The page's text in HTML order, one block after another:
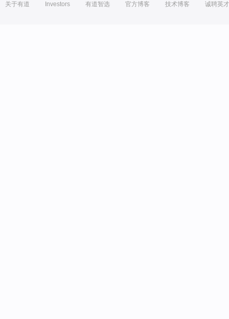
关于有道 Investors 有道智选 官方博客 技术博客 诚聘英才